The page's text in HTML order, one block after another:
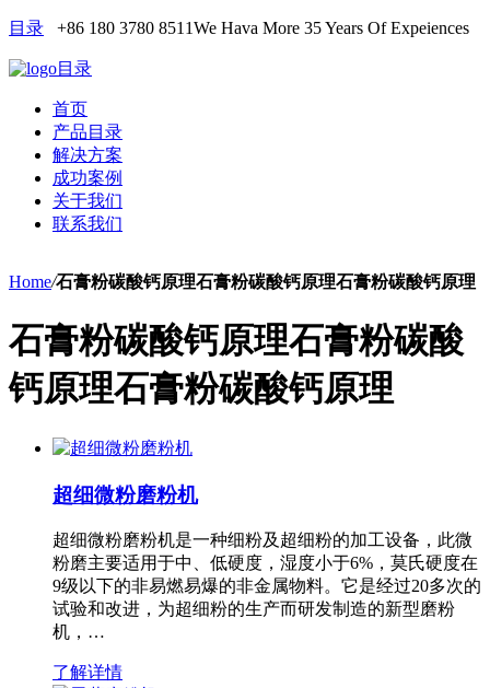
目录 +86 180 3780 8511We Hava More 35 Years Of Expeiences
目录
首页
产品目录
解决方案
成功案例
关于我们
联系我们
Home/石膏粉碳酸钙原理石膏粉碳酸钙原理石膏粉碳酸钙原理
石膏粉碳酸钙原理石膏粉碳酸
钙原理石膏粉碳酸钙原理
超细微粉磨粉机
超细微粉磨粉机是一种细粉及超细粉的加工设备，此微
粉磨主要适用于中、低硬度，湿度小于6%，莫氏硬度在
9级以下的非易燃易爆的非金属物料。它是经过20多次的
试验和改进，为超细粉的生产而研发制造的新型磨粉
机，…
了解详情